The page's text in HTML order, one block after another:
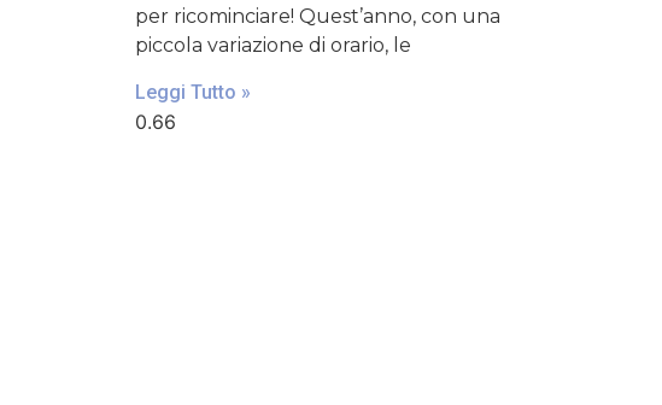
per ricominciare! Quest’anno, con una
piccola variazione di orario, le
Leggi Tutto »